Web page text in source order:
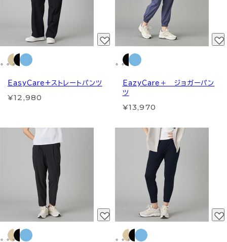
EasyCare+ストレートパンツ
¥12,980
EazyCare＋ ジョガーパン
ツ
¥13,970